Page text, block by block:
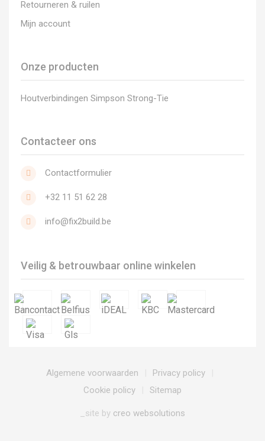
Retourneren & ruilen
Mijn account
Onze producten
Houtverbindingen Simpson Strong-Tie
Contacteer ons
Contactformulier
+32 11 51 62 28
info@fix2build.be
Veilig & betrouwbaar online winkelen
Algemene voorwaarden
Privacy policy
Cookie policy
Sitemap
_site by creo websolutions